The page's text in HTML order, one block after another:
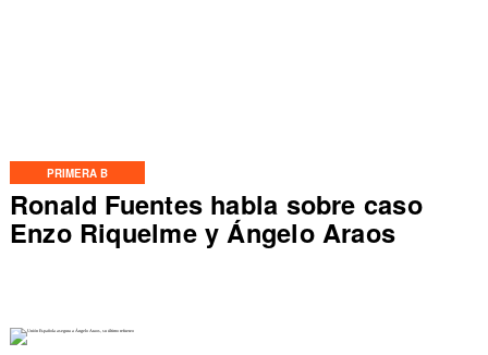
PRIMERA B
Ronald Fuentes habla sobre caso
Enzo Riquelme y Ángelo Araos